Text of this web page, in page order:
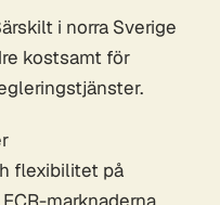
i norra Sverige
kostsamt för
flexibilitet på